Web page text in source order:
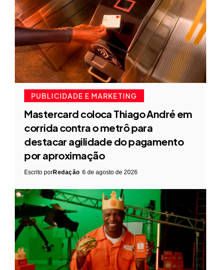
PUBLICIDADE E MARKETING
Mastercard coloca Thiago André em
corrida contra o metrô para
destacar agilidade do pagamento
por aproximação
Escrito porRedação 6 de agosto de 2026